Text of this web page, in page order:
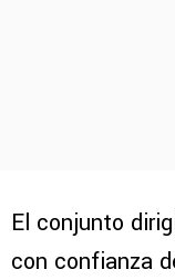
El conjunto
con confianza